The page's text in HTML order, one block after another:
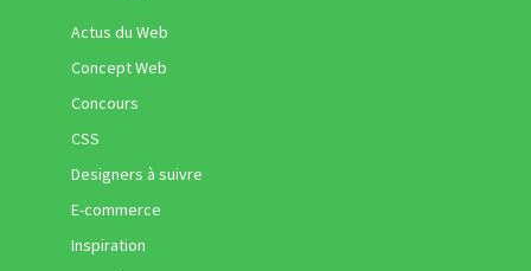
Actus du Web
Concept Web
Concours
CSS
Designers à suivre
E-commerce
Inspiration